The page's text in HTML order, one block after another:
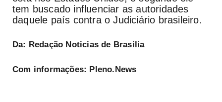
tem buscado influenciar as autoridades
daquele país contra o Judiciário brasileiro.
Da: Redação Noticias de Brasilia
Com informações: Pleno.News